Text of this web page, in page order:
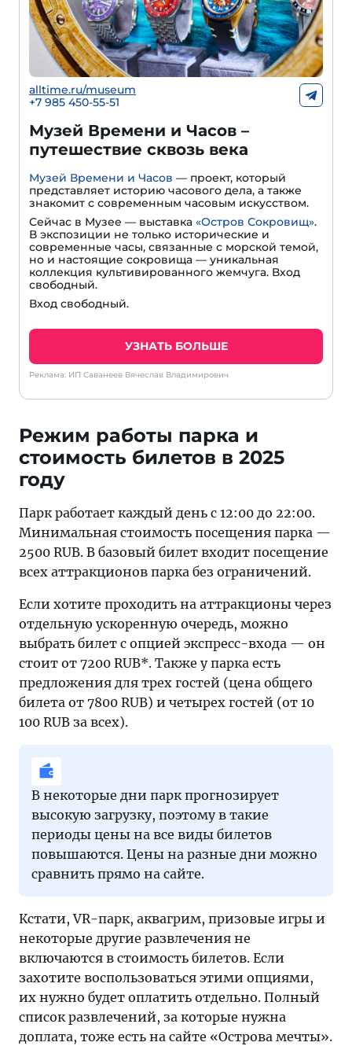
alltime.ru/museum
+7 985 450-55-51
Музей Времени и Часов –
путешествие сквозь века
Музей Времени и Часов — проект, который
представляет историю часового дела, а также
знакомит с современным часовым искусством.
Сейчас в Музее — выставка «Остров Сокровищ».
В экспозиции не только исторические и
современные часы, связанные с морской темой,
но и настоящие сокровища — уникальная
коллекция культивированного жемчуга. Вход
свободный.
Вход свободный.
УЗНАТЬ БОЛЬШЕ
Реклама: ИП Саванеев Вячеслав Владимирович
Режим работы парка и
стоимость билетов в 2025
году
Парк работает каждый день с 12:00 до 22:00.
Минимальная стоимость посещения парка —
2500 RUB. В базовый билет входит посещение
всех аттракционов парка без ограничений.
Если хотите проходить на аттракционы через
отдельную ускоренную очередь, можно
выбрать билет с опцией экспресс-входа — он
стоит от 7200 RUB*. Также у парка есть
предложения для трех гостей (цена общего
билета от 7800 RUB) и четырех гостей (от 10
100 RUB за всех).
В некоторые дни парк прогнозирует
высокую загрузку, поэтому в такие
периоды цены на все виды билетов
повышаются. Цены на разные дни можно
сравнить прямо на сайте.
Кстати, VR-парк, аквагрим, призовые игры и
некоторые другие развлечения не
включаются в стоимость билетов. Если
захотите воспользоваться этими опциями,
их нужно будет оплатить отдельно. Полный
список развлечений, за которые нужна
доплата, тоже есть на сайте «Острова мечты».